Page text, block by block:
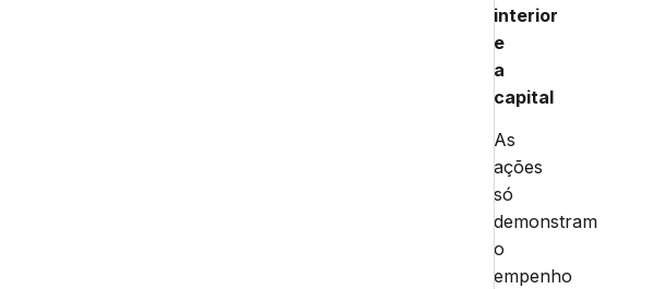
interior
e
a
capital
As
ações
só
demonstram
o
empenho